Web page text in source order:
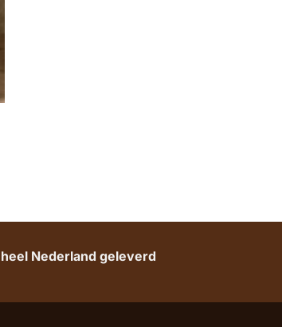
Nederland geleverd